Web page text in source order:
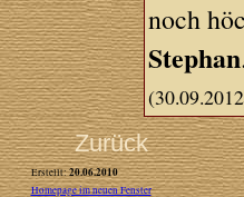
noch
Stephan
Zurück
Erstellt:20.06.2010
Homepage im neuen Fenster